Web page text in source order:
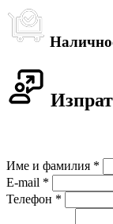
Име и фамилия *
E-mail *
Телефон *